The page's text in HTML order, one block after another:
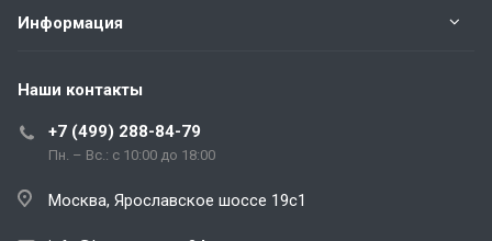
Информация
Наши контакты
+7 (499) 288-84-79
Пн. – Вс.: с 10:00 до 18:00
Москва, Ярославское шоссе 19с1